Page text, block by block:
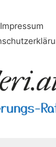
Impressum